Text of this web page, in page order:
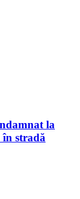
la
în stradă